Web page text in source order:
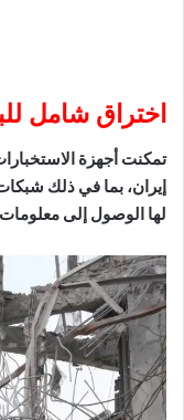
اختراق شامل
تمكنت أجهزة
إيران، بما في ذلك شبكات
لها الوصول إلى